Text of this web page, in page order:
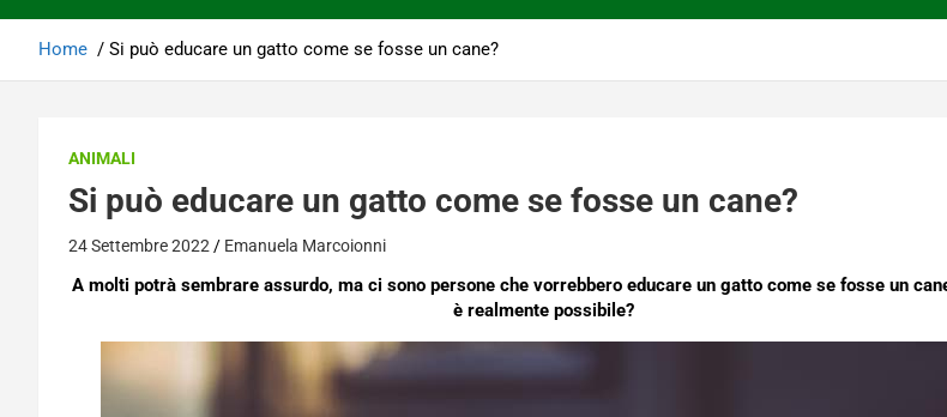
Home Si può educare un gatto come se fosse un cane?
ANIMALI
Si può educare un gatto come se fosse un cane?
24 Settembre 2022 Emanuela Marcoionni
A molti potrà sembrare assurdo, ma ci sono persone che vorrebbero educare un gatto come se fosse un
è realmente possibile?